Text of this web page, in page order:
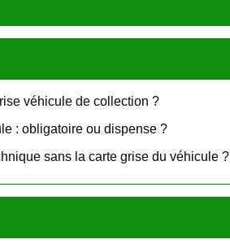
véhicule de collection ?
: obligatoire ou dispense ?
sans la carte grise du véhicule ?